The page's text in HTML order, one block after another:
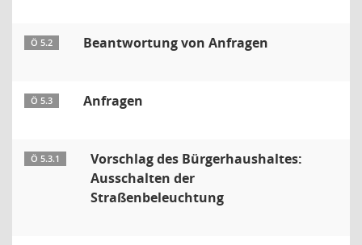
Ö 5.2 Beantwortung von Anfragen
Ö 5.3 Anfragen
Ö 5.3.1
Vorschlag des Bürgerhaushaltes:
Ausschalten der
Straßenbeleuchtung